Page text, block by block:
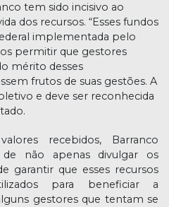
tem sido incisivo ao
dos recursos. “Esses fundos
implementada pelo
permitir que gestores
mérito desses
frutos de suas gestões. A
e deve ser reconhecida
recebidos, Barranco
não apenas divulgar os
garantir que esses recursos
para beneficiar a
gestores que tentam se